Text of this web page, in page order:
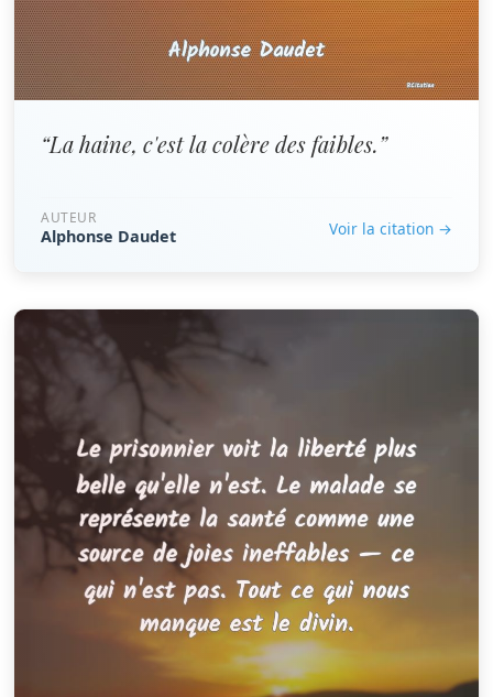
“La haine, c'est la colère des faibles.”
AUTEUR
Alphonse Daudet Voir la citation →